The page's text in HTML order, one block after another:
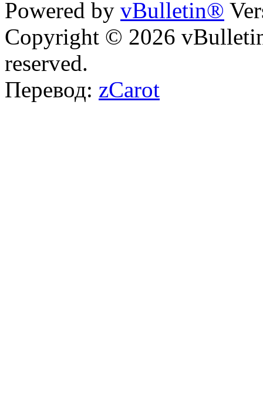
Powered by vBulletin®
Copyright © 2026
reserved.
Перевод: zCarot